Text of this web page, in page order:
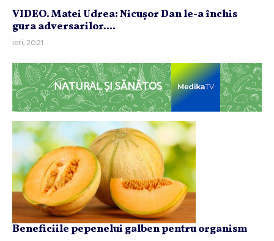
VIDEO. Matei Udrea: Nicuşor Dan le-a închis
gura adversarilor....
ieri, 20:21
NATURAL ȘI SĂNĂTOS
Beneficiile pepenelui galben pentru organism